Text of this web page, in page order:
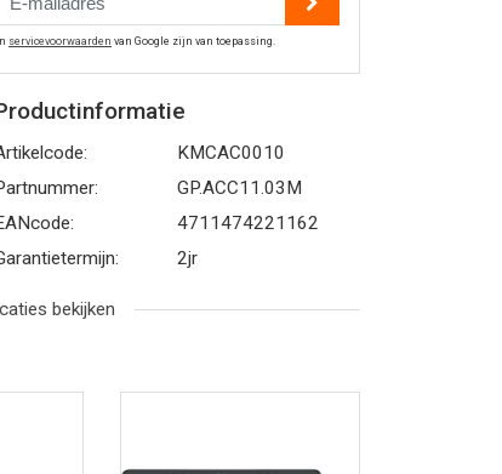
servicevoorwaarden van Google zijn van toepassing.
KMCAC0010
GP.ACC11.03M
4711474221162
2jr
bekijken